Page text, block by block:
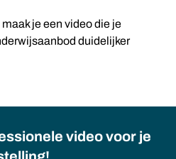
je een video die je
duidelijker
video voor je